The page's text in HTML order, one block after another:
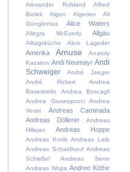
Alexander Ruhland
Alfred
Biolek
Algen Algerien
Ali
Güngörmüs
Alice Waters
Allegra McEvedy Allgäu
Alltagsküche Alois Lageder
Amerika Amuse
Anatoly
Kazakov Andi Neumayr Andi
Schweiger
André Jaeger
André Rickert
Andrea
Bavestrello
Andrea Boscagli
Andrea Giuseppucci
Andrea
Vestri
Andreas Caminada
Andreas Döllerer
Andreas
Hillejan
Andreas Hoppe
Andreas Krolik Andreas Leib
Andreas Schaidhauf Andreas
Schießel
Andreas Senn
Andreas Wojta Andree Köthe